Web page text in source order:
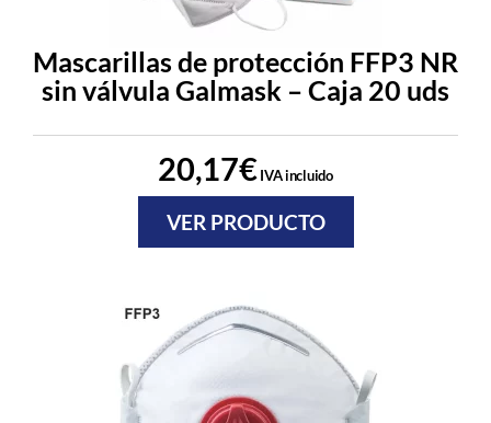
Mascarillas de protección FFP3 NR
sin válvula Galmask – Caja 20 uds
20,17€IVA incluido
VER PRODUCTO